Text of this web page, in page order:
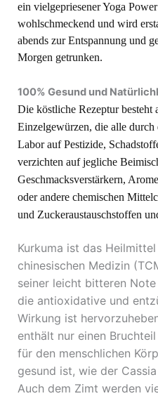
ein vielgepriesener Yoga
wohlschmeckend und wird
abends zur Entspannung und
Morgen getrunken.
100% Gesund und
Die köstliche Rezeptur besteht
Einzelgewürzen, die alle durch
Labor auf Pestizide,
verzichten auf jegliche
Geschmacksverstärkern,
oder andere chemischen
und Zuckeraustauschstoffen
Kurkuma ist das
chinesischen Medizin
seiner leicht bitteren
die antioxidative und
Wirkung ist
enthält nur einen
für den menschlichen
gesund ist, wie der
Auch dem Zimt werden